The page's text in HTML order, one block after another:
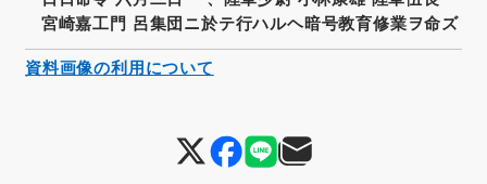
宮崎嘉工門 呂集団ニ於テ行ハルヘ暗号教育修業ヲ命ズ
資料画像の利用について